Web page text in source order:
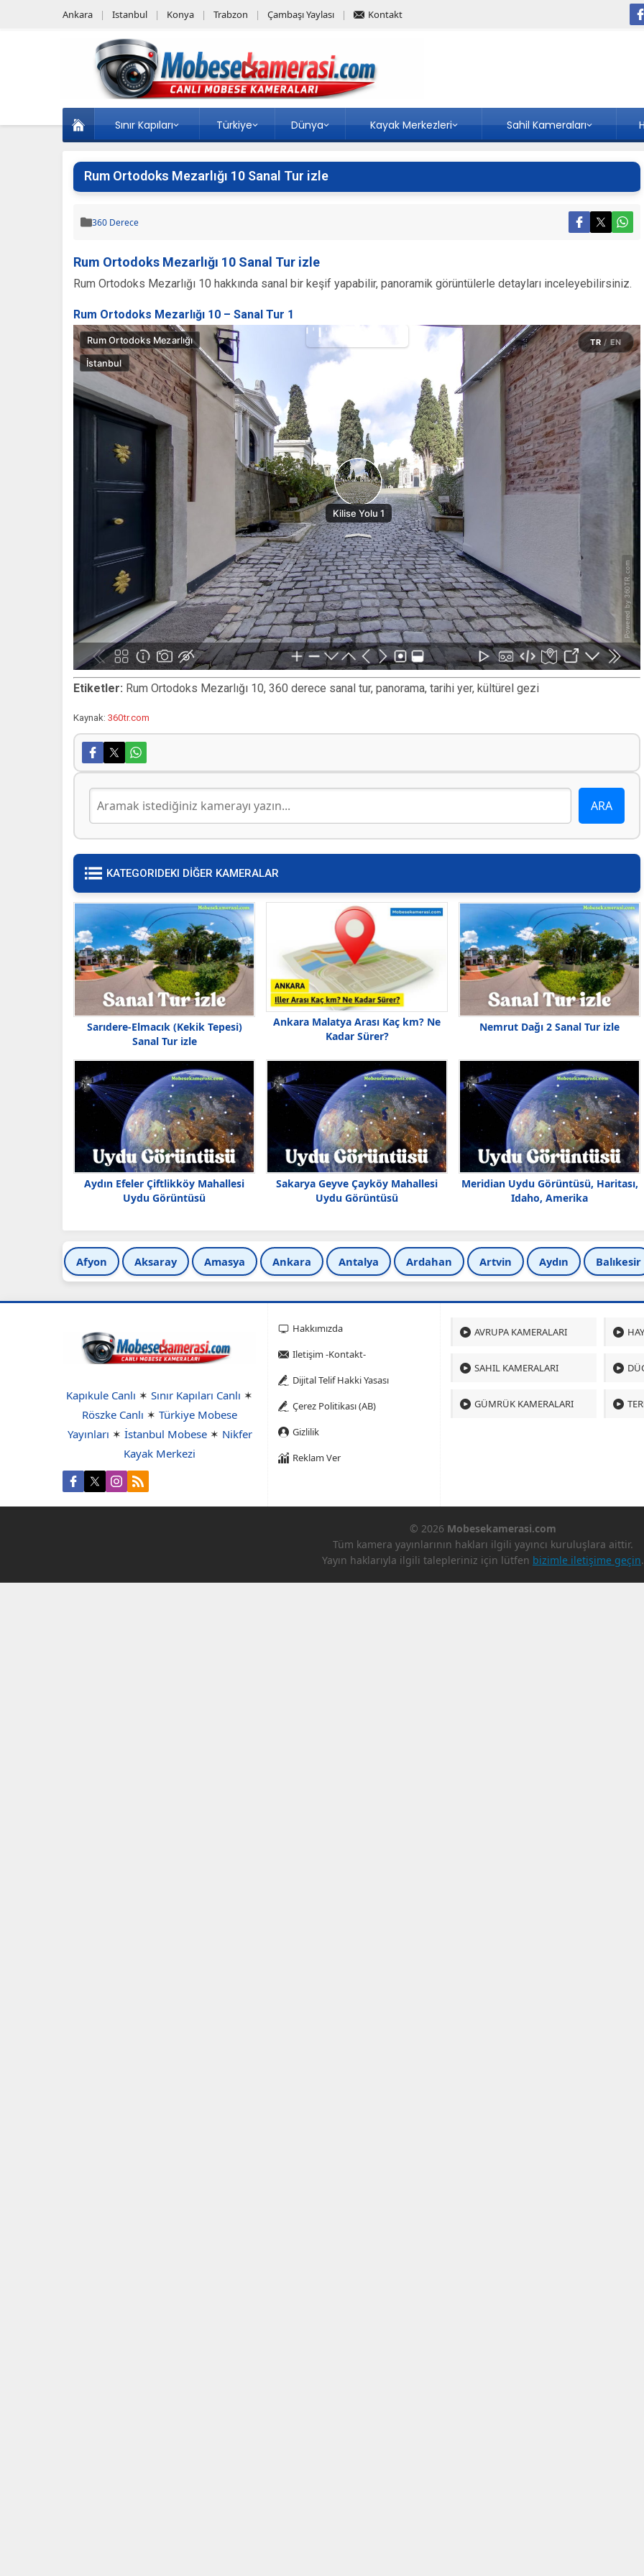
Ankara Istanbul Konya Trabzon Çambaşı Yaylası Kontakt
Sınır Kapıları Türkiye Dünya Kayak Merkezleri Sahil Kameraları
Rum Ortodoks Mezarlığı 10 Sanal Tur izle
360 Derece
Rum Ortodoks Mezarlığı 10 Sanal Tur izle
Rum Ortodoks Mezarlığı 10 hakkında sanal bir keşif yapabilir, panoramik görüntülerle detayları inceleyebilirsiniz.
Rum Ortodoks Mezarlığı 10 – Sanal Tur 1
Etiketler: Rum Ortodoks Mezarlığı 10, 360 derece sanal tur, panorama, tarihi yer, kültürel gezi
Kaynak: 360tr.com
KATEGORIDEKI DİĞER KAMERALAR
Sarıdere-Elmacık (Kekik Tepesi)
Sanal Tur izle
Ankara Malatya Arası Kaç km? Ne
Kadar Sürer?
Nemrut Dağı 2 Sanal Tur izle
Aydın Efeler Çiftlikköy Mahallesi
Uydu Görüntüsü
Sakarya Geyve Çayköy Mahallesi
Uydu Görüntüsü
Meridian Uydu Görüntüsü, Haritası,
Idaho, Amerika
Afyon Aksaray Amasya Ankara Antalya Ardahan Artvin Aydın Balıkesir
Kapıkule Canlı ✶ Sınır Kapıları Canlı ✶
Röszke Canlı ✶ Türkiye Mobese
Yayınları ✶ İstanbul Mobese✶ Nikfer
Kayak Merkezi
Hakkımızda
Iletişim -Kontakt-
Dijital Telif Hakki Yasası
Çerez Politikası (AB)
Gizlilik
Reklam Ver
AVRUPA KAMERALARI
SAHIL KAMERALARI
GÜMRÜK KAMERALARI
© 2026 Mobesekamerasi.com
Tüm kamera yayınlarının hakları ilgili yayıncı kuruluşlara aittir.
Yayın haklarıyla ilgili talepleriniz için lütfen bizimle iletişime geçin.